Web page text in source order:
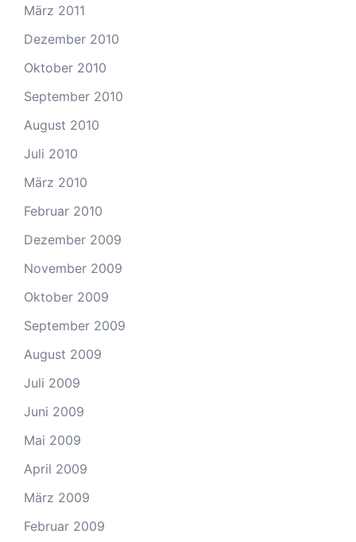
März 2011
Dezember 2010
Oktober 2010
September 2010
August 2010
Juli 2010
März 2010
Februar 2010
Dezember 2009
November 2009
Oktober 2009
September 2009
August 2009
Juli 2009
Juni 2009
Mai 2009
April 2009
März 2009
Februar 2009